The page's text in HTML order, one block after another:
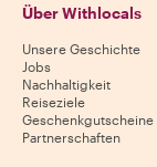
Über Withlocals
Unsere Geschichte
Jobs
Nachhaltigkeit
Reiseziele
Geschenkgutscheine
Partnerschaften